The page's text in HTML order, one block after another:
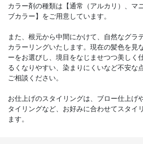
カラー剤の種類は【通常（アルカリ）、マ
ブカラー】をご用意しています。
また、根元から中間にかけて、自然なグラ
カラーリングいたします。現在の髪色を見
ーをお選びし、境目をなじませつつ美しく
るくなりやすい、染まりにくいなど不安な
ご相談ください。
お仕上げのスタイリングは、ブロー仕上げ
タイリングなど、お好みに合わせてスタイ
ます。